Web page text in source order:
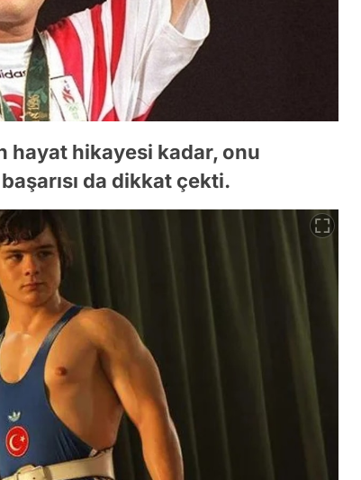
hayat hikayesi kadar, onu
da dikkat çekti.